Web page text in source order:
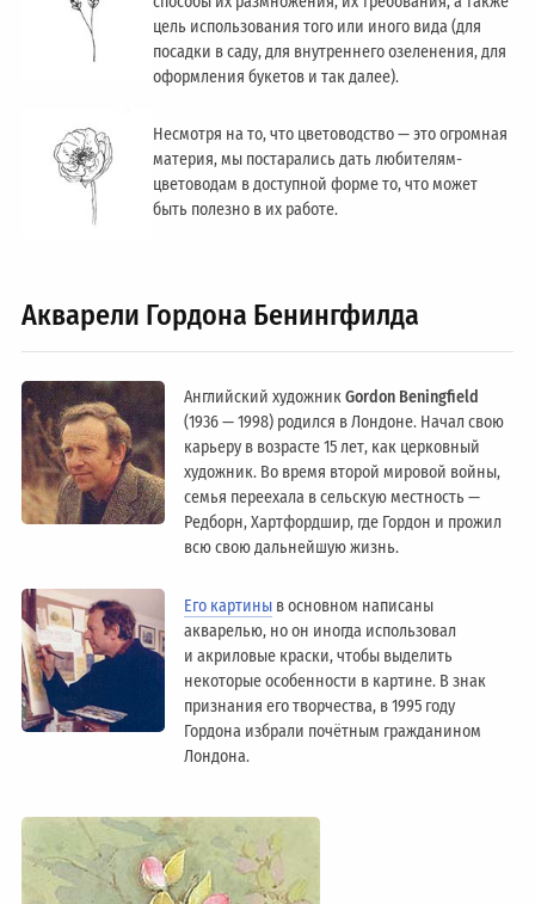
цель использования того или иного вида (для
посадки в саду, для внутреннего озеленения, для
оформления букетов и так далее).
Несмотря на то, что цветоводство — это огромная
материя, мы постарались дать любителям-
цветоводам в доступной форме то, что может
быть полезно в их работе.
Акварели Гордона Бенингфилда
Английский художникGordon Beningfield
(1936 — 1998) родился в Лондоне. Начал свою
карьеру в возрасте 15 лет, как церковный
художник. Во время второй мировой войны,
семья переехала в сельскую местность —
Редборн, Хартфордшир, где Гордон и прожил
всю свою дальнейшую жизнь.
Его картины в основном написаны
акварелью, но он иногда использовал
и акриловые краски, чтобы выделить
некоторые особенности в картине. В знак
признания его творчества, в 1995 году
Гордона избрали почётным гражданином
Лондонa.